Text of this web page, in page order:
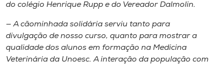
do colégio Henrique Rupp e do Vereador Dalmolin.
— A cãominhada solidária serviu tanto para
divulgação de nosso curso, quanto para mostrar a
qualidade dos alunos em formação na Medicina
Veterinária da Unoesc. A interação da população com